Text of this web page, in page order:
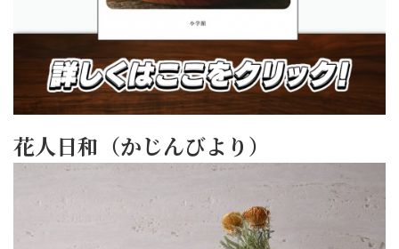
花人日和（かじんびより）